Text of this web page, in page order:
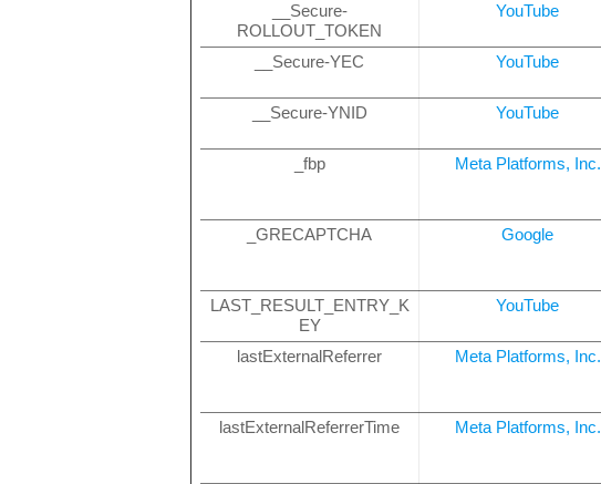
__Secure-
ROLLOUT_TOKEN
YouTube
__Secure-YEC YouTube
__Secure-YNID YouTube
_fbp Meta Platforms, Inc.
_GRECAPTCHA Google
LAST_RESULT_ENTRY_K
EY
YouTube
lastExternalReferrer Meta Platforms, Inc.
lastExternalReferrerTime Meta Platforms, Inc.